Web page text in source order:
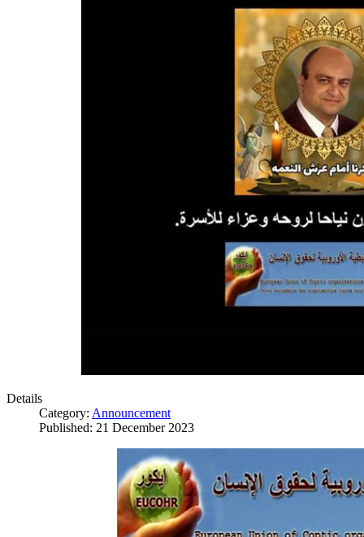
Details
Category: Announcement
Published: 21 December 2023